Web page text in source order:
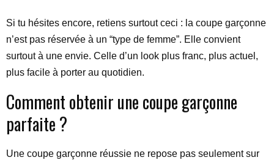
Si tu hésites encore, retiens surtout ceci : la coupe garçonne
n’est pas réservée à un “type de femme”. Elle convient
surtout à une envie. Celle d’un look plus franc, plus actuel,
plus facile à porter au quotidien.
Comment obtenir une coupe garçonne
parfaite ?
Une coupe garçonne réussie ne repose pas seulement sur